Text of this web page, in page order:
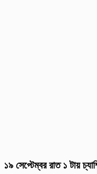
১৯ সেপ্টেম্বর রাত ১ টায়